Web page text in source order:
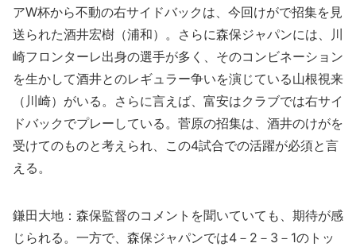
アW杯から不動の右サイドバックは、今回けがで招集を見
送られた酒井宏樹（浦和）。さらに森保ジャパンには、川
崎フロンターレ出身の選手が多く、そのコンビネーション
を生かして酒井とのレギュラー争いを演じている山根視来
（川崎）がいる。さらに言えば、富安はクラブでは右サイ
ドバックでプレーしている。菅原の招集は、酒井のけがを
受けてのものと考えられ、この4試合での活躍が必須と言
える。
鎌田大地：森保監督のコメントを聞いていても、期待が感
じられる。一方で、森保ジャパンでは4－2－3－1のトッ